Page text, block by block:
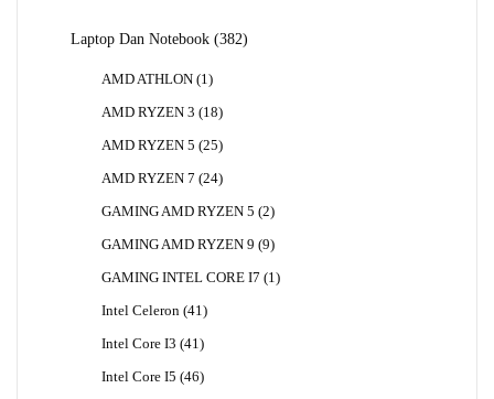
Laptop Dan Notebook 382382
AMD ATHLON 1 1
AMD RYZEN 3
1818
AMD RYZEN 5 2525
AMD RYZEN 7 2424
GAMING AMD RYZEN 5 22
GAMING AMD RYZEN 9 99
GAMING INTEL CORE I7
1 1
Intel Celeron 41 41
Intel Core I3 41 41
Intel Core I5 4646